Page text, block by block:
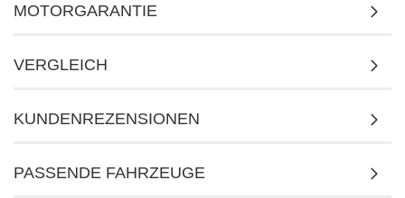
MOTORGARANTIE
VERGLEICH
KUNDENREZENSIONEN
PASSENDE FAHRZEUGE